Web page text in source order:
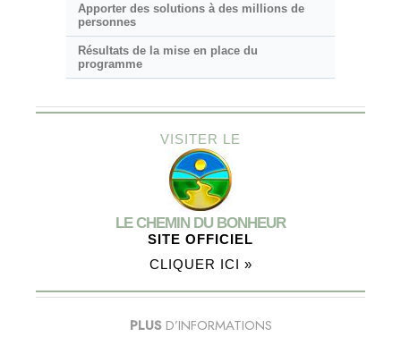
Apporter des solutions à des millions de
personnes
Résultats de la mise en place du
programme
VISITER LE
LE CHEMIN DU BONHEUR
SITE OFFICIEL
CLIQUER ICI »
PLUS D’INFORMATIONS